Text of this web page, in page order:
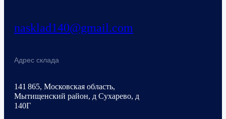
nasklad140@gmail.com
Адрес склада
141 865, Московская область,
Мытищенский район, д Сухарево, д
140Г